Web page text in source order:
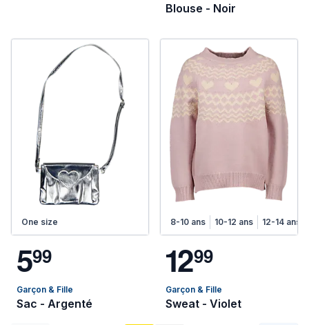
Blouse - Noir
One size
599
Garçon & Fille
Sac - Argenté
8-10 ans 10-12 ans 12-14 ans
1299
Garçon & Fille
Sweat - Violet